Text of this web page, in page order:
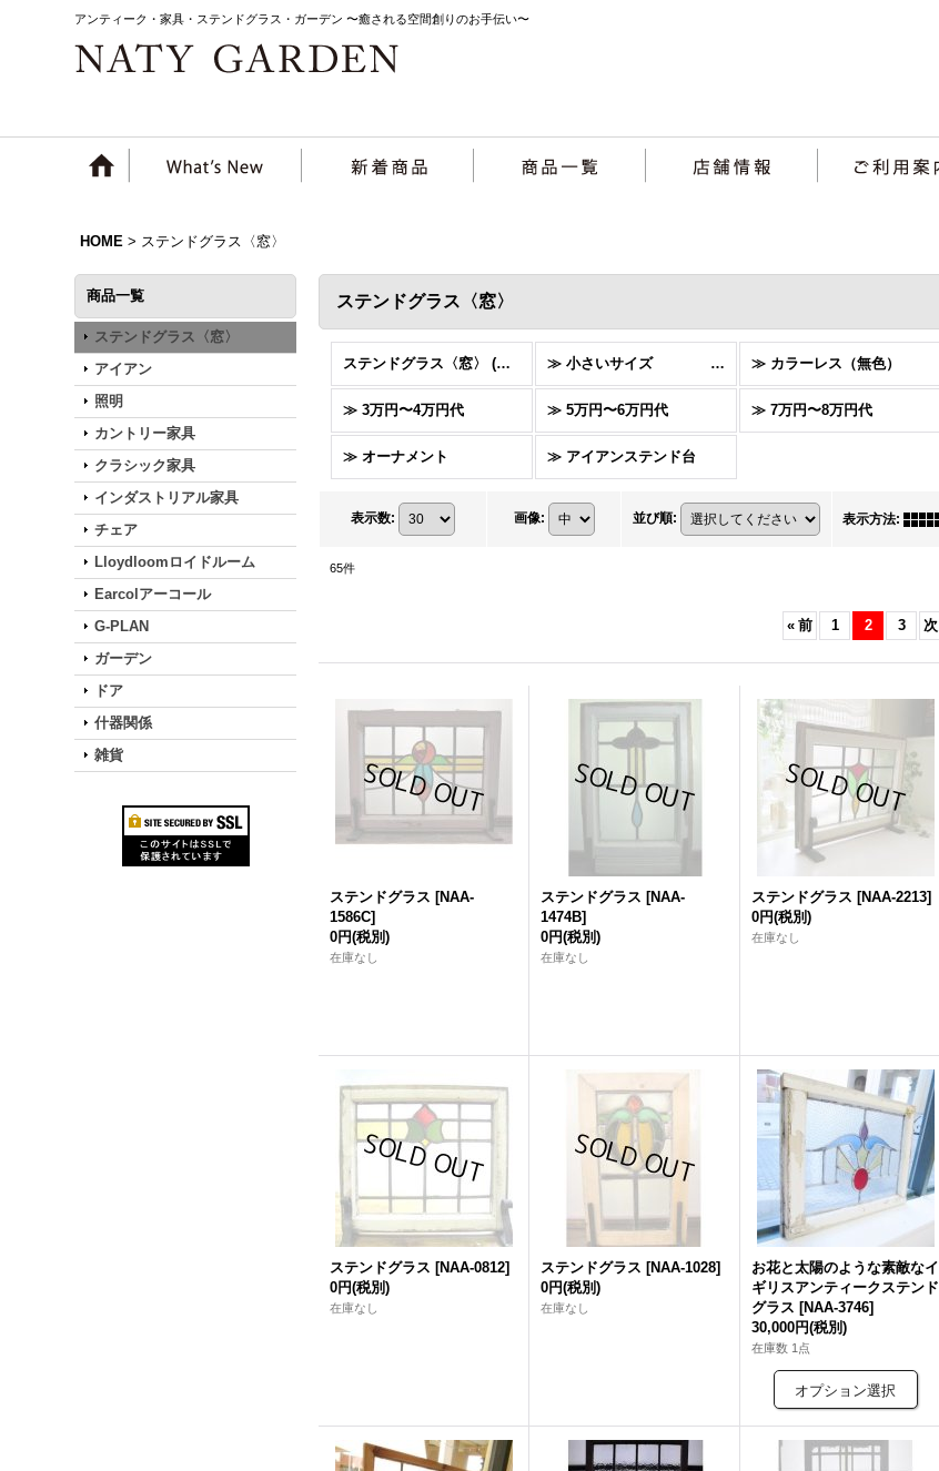
アンティーク・家具・ステンドグラス・ガーデン 〜癒される空間創りのお手伝い〜
HOME > ステンドグラス〈窓〉
商品一覧
ステンドグラス〈窓〉
アイアン
照明
カントリー家具
クラシック家具
インダストリアル家具
チェア
Lloydloomロイドルーム
Earcolアーコール
G-PLAN
ガーデン
ドア
什器関係
雑貨
ステンドグラス〈窓〉
ステンドグラス〈窓〉 (全商品) ≫ 小さいサイズ (縦横30cm前後) ≫ カラーレス（無色）
≫ 3万円〜4万円代 ≫ 5万円〜6万円代 ≫ 7万円〜8万円代
≫ オーナメント ≫ アイアンステンド台
表示数: 画像: 並び順: 表示方法:
65件
« 前 1 2 3 次
ステンドグラス [NAA-
1586C]
0円(税別)
在庫なし
ステンドグラス [NAA-
1474B]
0円(税別)
在庫なし
ステンドグラス [NAA-2213]
0円(税別)
在庫なし
ステンドグラス [NAA-0812]
0円(税別)
在庫なし
ステンドグラス [NAA-1028]
0円(税別)
在庫なし
お花と太陽のような素敵なイ
ギリスアンティークステンド
グラス [NAA-3746]
30,000円(税別)
在庫数 1点